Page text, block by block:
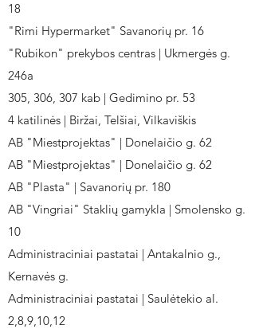
18
"Rimi Hypermarket" Savanorių pr. 16
"Rubikon" prekybos centras | Ukmergės g.
246a
305, 306, 307 kab | Gedimino pr. 53
4 katilinės | Biržai, Telšiai, Vilkaviškis
AB "Miestprojektas" | Donelaičio g. 62
AB "Miestprojektas" | Donelaičio g. 62
AB "Plasta" | Savanorių pr. 180
AB "Vingriai" Staklių gamykla | Smolensko g.
10
Administraciniai pastatai | Antakalnio g.,
Kernavės g.
Administraciniai pastatai | Saulėtekio al.
2,8,9,10,12